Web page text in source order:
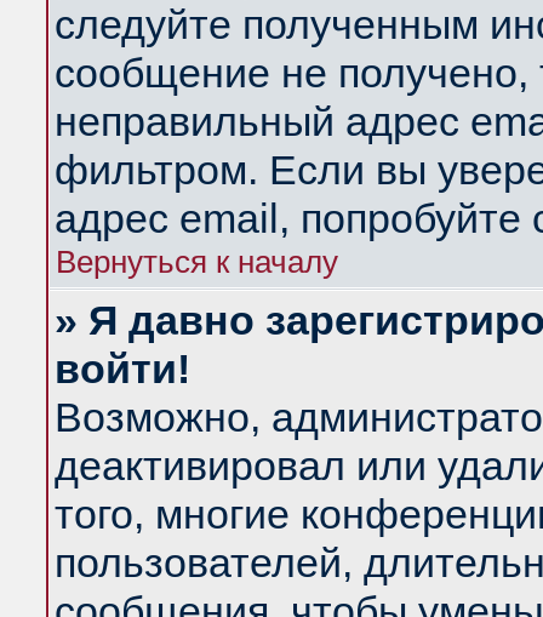
следуйте полученным
сообщение не получено,
неправильный адрес
фильтром. Если вы
адрес email, попробуйте
Вернуться к началу
» Я давно
войти!
Возможно,
деактивировал или
того, многие
пользователей,